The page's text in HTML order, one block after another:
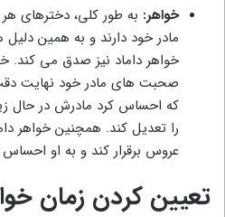
خواهر: به طور کلی، دخترهای هر
مادر خود دارند و به همین دلیل
خواهر داماد نیز صدق می کند.
صحبت های مادر خود نهایت
که احساس کرد مادرش در حال
را تعدیل کند. همچنین خواهر
عروس برقرار کند و به او
تعیین کردن زمان